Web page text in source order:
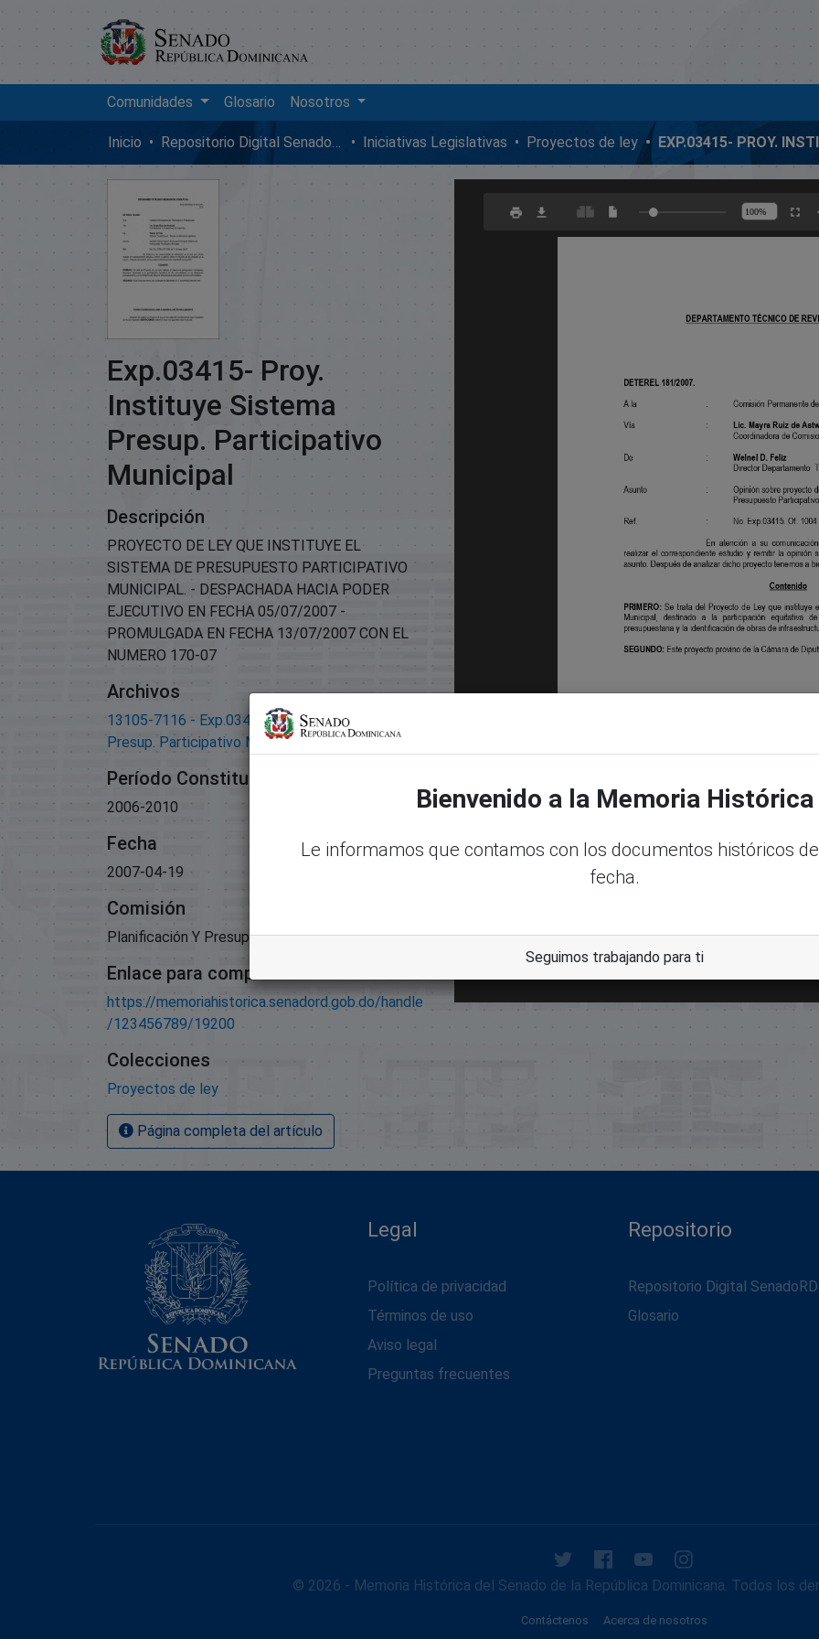
Comunidades Glosario Nosotros
Inicio Repositorio Digital SenadoRD Iniciativas Legislativas Proyectos de ley
Exp.03415- Proy.
Instituye Sistema
Presup. Participativo
Municipal
Descripción
PROYECTO DE LEY QUE INSTITUYE EL
SISTEMA DE PRESUPUESTO PARTICIPATIVO
MUNICIPAL. - DESPACHADA HACIA PODER
EJECUTIVO EN FECHA 05/07/2007 -
PROMULGADA EN FECHA 13/07/2007 CON EL
NUMERO 170-07
Archivos
13105-7116 - Exp.03415- Proy. instituye Sistema
Presup. Participativo Municipal.pdf (107.35 KB)
Período Constitucional
2006-2010
Fecha
2007-04-19
Comisión
Planificación Y Presupuesto
Enlace para compartir este artículo
https://memoriahistorica.senadord.gob.do/handle
/123456789/19200
Colecciones
Proyectos de ley
Página completa del artículo
Legal
Política de privacidad
Términos de uso
Aviso legal
Preguntas frecuentes
Repositorio
Repositorio Digital SenadoRD
Glosario
© 2026 - Memoria Histórica del Senado de la República Dominicana. Todos los
Contáctenos Acerca de nosotros
Bienvenido a la Memoria Histórica
Le informamos que contamos con los documentos históricos
fecha.
Seguimos trabajando para ti